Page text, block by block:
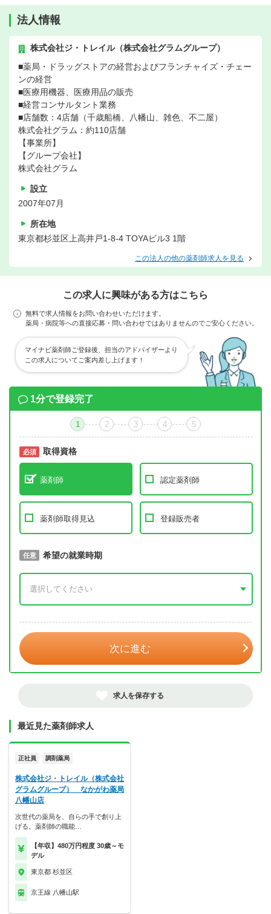
法人情報
株式会社ジ・トレイル（株式会社グラムグループ）
■薬局・ドラッグストアの経営およびフランチャイズ・チェー
ンの経営
■医療用機器、医療用品の販売
■経営コンサルタント業務
■店舗数：4店舗（千歳船橋、八幡山、雑色、不二屋）
株式会社グラム：約110店舗
【事業所】
【グループ会社】
株式会社グラム
設立
2007年07月
所在地
東京都杉並区上高井戸1-8-4 TOYAビル3 1階
この法人の他の薬剤師求人を見る
この求人に興味がある方はこちら
無料で求人情報をお問い合わせいただけます。
薬局・病院等への直接応募・問い合わせではありませんのでご安心ください。
マイナビ薬剤師ご登録後、担当のアドバイザーより
この求人についてご案内差し上げます！
1分で登録完了
1 2 3 4 5
必須 取得資格
薬剤師 認定薬剤師
薬剤師取得見込 登録販売者
必須 取得予定年
任意 希望の就業時期
次に進む
求人を保存する
最近見た薬剤師求人
正社員 調剤薬局
株式会社ジ・トレイル（株式会社
グラムグループ） なかがわ薬局
八幡山店
次世代の薬局を、自らの手で創り上
げる。薬剤師の職能…
【年収】480万円程度 30歳～モ
デル
東京都 杉並区
京王線 八幡山駅